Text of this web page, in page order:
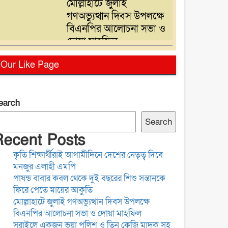
মোল্লাহাটে জুলাই
গণঅভ্যুত্থান দিবস উপলক্ষে
বিএনপির আলোচনা সভা ও
দোয়া মাহফিল
ও তিন কেজি মাদক সহ
দ্রব্যমূল্য বৃদ্ধির প্রতিবাদে
নরসিংদীতে ১১ দলের
স্বারকলিপি প্রদান
সাংবাদিকতা পেশার অস্তিত্ব
রক্ষায় অবিলম্বে গণমাধ্যম
কমিশন গঠন করুন
Our Like Page
Search
Posts
কৃতি শিক্ষার্থীরাই আগামীদিনে দেশের নেতৃত্ব দিবে
মনজুর এলাহী এমপি
পাষন্ড বাবার কবল থেকে দুই বছরের শিশু সন্তানকে
ফিরে পেতে মায়ের আকুতি
মোল্লাহাটে জুলাই গণঅভ্যুত্থান দিবস উপলক্ষে
বিএনপির আলোচনা সভা ও দোয়া মাহফিল
সরাইলে একজন ভুয়া পুলিশ ও তিন কেজি মাদক সহ